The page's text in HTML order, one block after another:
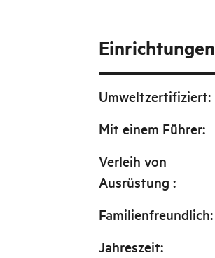
Einrichtungen
Umweltzertifiziert:
Mit einem Führer:
Verleih von
Ausrüstung :
Familienfreundlich:
Jahreszeit: